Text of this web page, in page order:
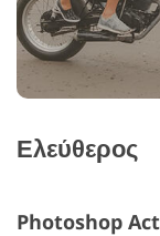
Ελεύθερος
Photoshop